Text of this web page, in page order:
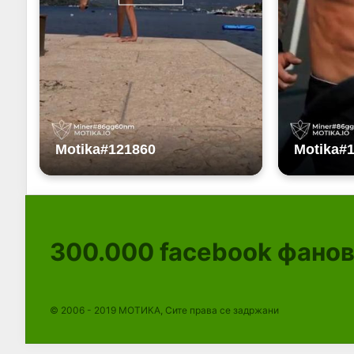
300.000 facebook
© 2006 - 2019 МОТИКА, Сите права се задржани